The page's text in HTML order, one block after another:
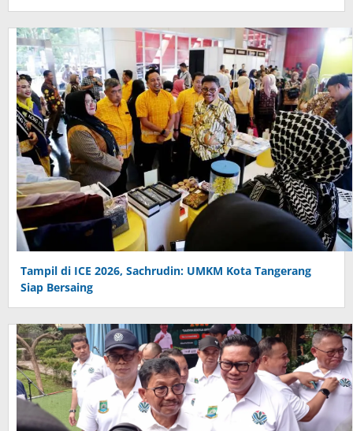
Tampil di ICE 2026, Sachrudin: UMKM Kota Tangerang
Siap Bersaing